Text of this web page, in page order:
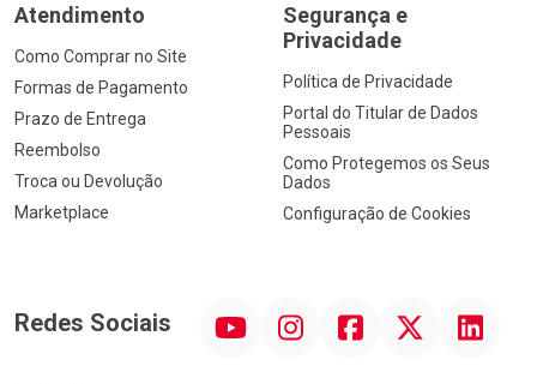
Atendimento
Como Comprar no Site
Formas de Pagamento
Prazo de Entrega
Reembolso
Troca ou Devolução
Marketplace
Segurança e
Privacidade
Política de Privacidade
Portal do Titular de Dados
Pessoais
Como Protegemos os Seus
Dados
Configuração de Cookies
Redes Sociais InstagramFacebook Linkedin